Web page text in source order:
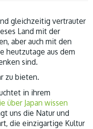
gleichzeitig vertrauter
Land mit der
aber auch mit den
heutzutage aus dem
sind.
zu bieten.
in ihrem
über Japan wissen
uns die Natur und
die einzigartige Kultur